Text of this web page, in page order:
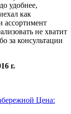
удобнее,
как
ассортимент
не хватит
за консультации
г.
Цена: